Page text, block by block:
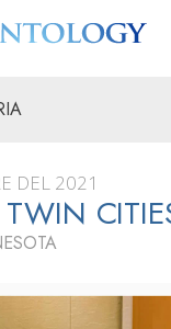
DEL 2021